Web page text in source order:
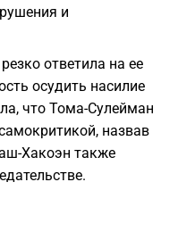
и
ответила на ее
осудить насилие
что Тома-Сулейман
назвав
Хакоэн также